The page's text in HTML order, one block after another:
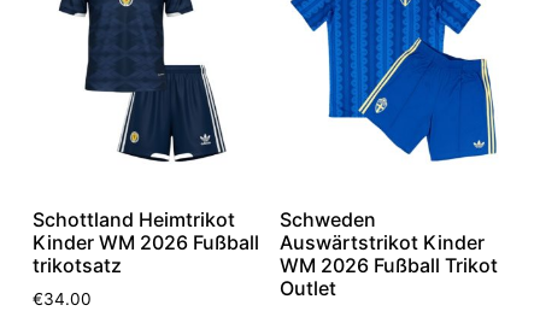
Schottland Heimtrikot
Kinder WM 2026 Fußball
trikotsatz
€34.00
Schweden
Auswärtstrikot Kinder
WM 2026 Fußball Trikot
Outlet